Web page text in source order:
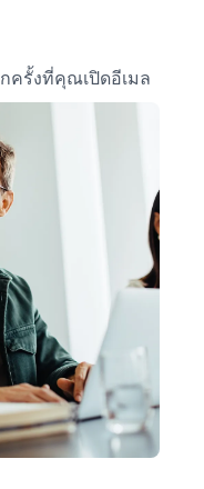
ครั้งที่คุณเปิดอีเมล